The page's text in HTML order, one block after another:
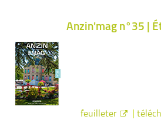
Anzin'mag n°35 |
feuilleter